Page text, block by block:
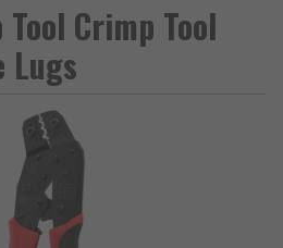
Tool Crimp Tool
Lugs